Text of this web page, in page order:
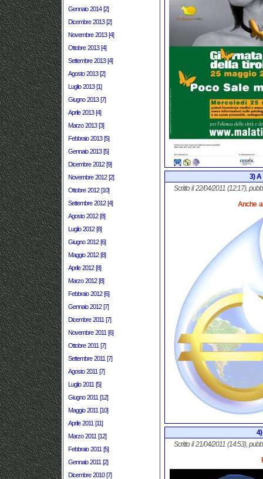
Gennaio 2014 [2]
Dicembre 2013 [2]
Novembre 2013 [4]
Ottobre 2013 [4]
Settembre 2013 [4]
Agosto 2013 [2]
Luglio 2013 [1]
Giugno 2013 [7]
Aprile 2013 [4]
Marzo 2013 [3]
Febbraio 2013 [5]
Gennaio 2013 [5]
Dicembre 2012 [9]
Novembre 2012 [2]
Ottobre 2012 [10]
Settembre 2012 [4]
Agosto 2012 [8]
Luglio 2012 [8]
Giugno 2012 [6]
Maggio 2012 [8]
Aprile 2012 [8]
Marzo 2012 [8]
Febbraio 2012 [6]
Gennaio 2012 [7]
Dicembre 2011 [7]
Novembre 2011 [6]
Ottobre 2011 [7]
Settembre 2011 [7]
Agosto 2011 [7]
Luglio 2011 [5]
Giugno 2011 [12]
Maggio 2011 [10]
Aprile 2011 [11]
Marzo 2011 [12]
Febbraio 2011 [5]
Gennaio 2011 [2]
Dicembre 2010 [7]
3) A
Scritto il 22/04/2011 (12:17),
Anche
Scritto il 21/04/2011 (14:53),